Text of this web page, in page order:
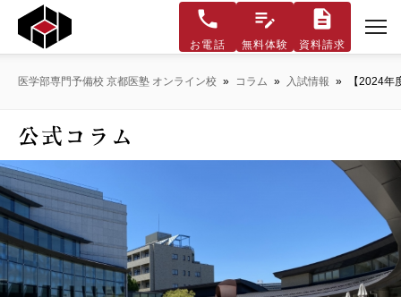
お電話 無料体験 資料請求
医学部専門予備校 京都医塾 オンライン校 » コラム » 入試情報 » 【2024年
公式コラム